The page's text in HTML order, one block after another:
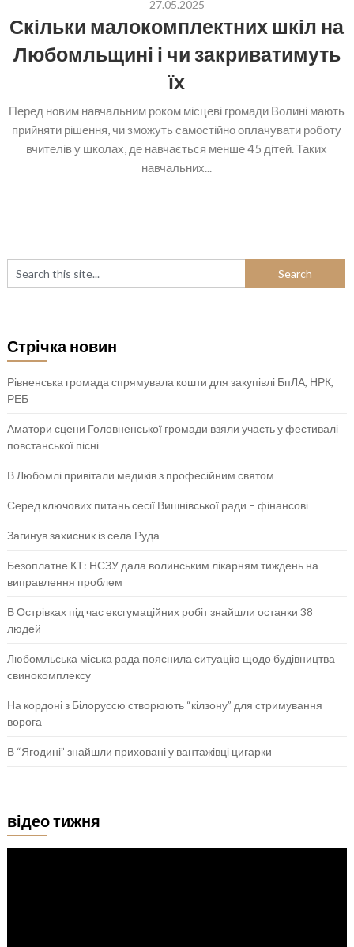
27.05.2025
Скільки малокомплектних шкіл на
Любомльщині і чи закриватимуть
їх
Перед новим навчальним роком місцеві громади Волині мають
прийняти рішення, чи зможуть самостійно оплачувати роботу
вчителів у школах, де навчається менше 45 дітей. Таких
навчальних...
Стрічка новин
Рівненська громада спрямувала кошти для закупівлі БпЛА, НРК,
РЕБ
Аматори сцени Головненської громади взяли участь у фестивалі
повстанської пісні
В Любомлі привітали медиків з професійним святом
Серед ключових питань сесії Вишнівської ради – фінансові
Загинув захисник із села Руда
Безоплатне КТ: НСЗУ дала волинським лікарням тиждень на
виправлення проблем
В Острівках під час ексгумаційних робіт знайшли останки 38
людей
Любомльська міська рада пояснила ситуацію щодо будівництва
свинокомплексу
На кордоні з Білоруссю створюють “кілзону” для стримування
ворога
В “Ягодині” знайшли приховані у вантажівці цигарки
відео тижня